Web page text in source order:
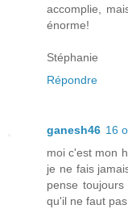
accomplie,
énorme!
Stéphanie
Répondre
ganesh46 16
moi c'est mon
je ne fais
pense
qu'il ne faut